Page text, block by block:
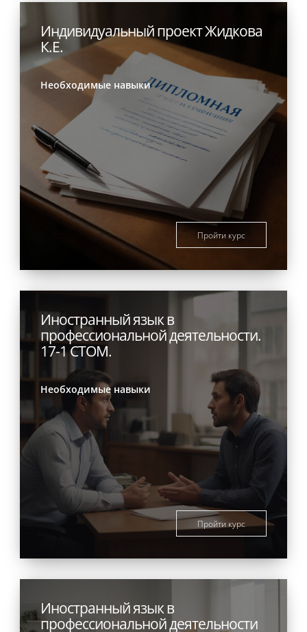
Индивидуальный проект Жидкова
К.Е.
Необходимые навыки
Пройти курс
Иностранный язык в
профессиональной деятельности.
17-1 СТОМ.
Необходимые навыки
Пройти курс
Иностранный язык в
профессиональной деятельности